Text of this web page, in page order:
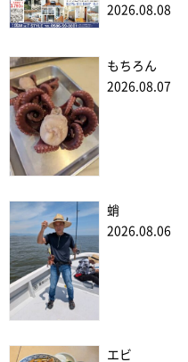
2026.08.08
もちろん
2026.08.07
蛸
2026.08.06
エビ